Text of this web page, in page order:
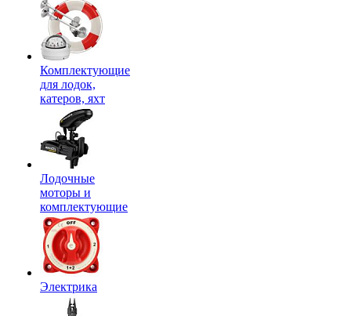
Комплектующие
для лодок,
катеров, яхт
Лодочные
моторы и
комплектующие
Электрика